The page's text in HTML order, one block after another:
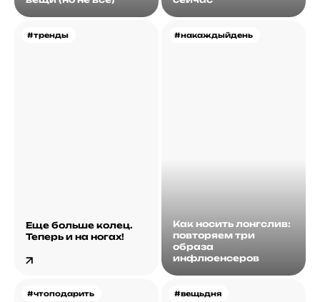
#тренды
Еще больше колец.
Теперь и на ногах!
#накаждыйдень
Как носить лонгслив:
повторяем три
образа
инфлюенсеров
#чтоподарить #вещьдня